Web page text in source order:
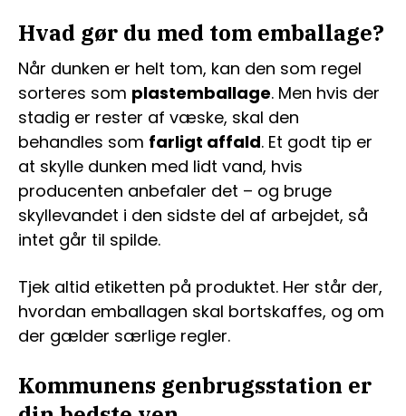
Hvad gør du med tom emballage?
Når dunken er helt tom, kan den som regel
sorteres som plastemballage. Men hvis der
stadig er rester af væske, skal den
behandles som farligt affald. Et godt tip er
at skylle dunken med lidt vand, hvis
producenten anbefaler det – og bruge
skyllevandet i den sidste del af arbejdet, så
intet går til spilde.
Tjek altid etiketten på produktet. Her står der,
hvordan emballagen skal bortskaffes, og om
der gælder særlige regler.
Kommunens genbrugsstation er